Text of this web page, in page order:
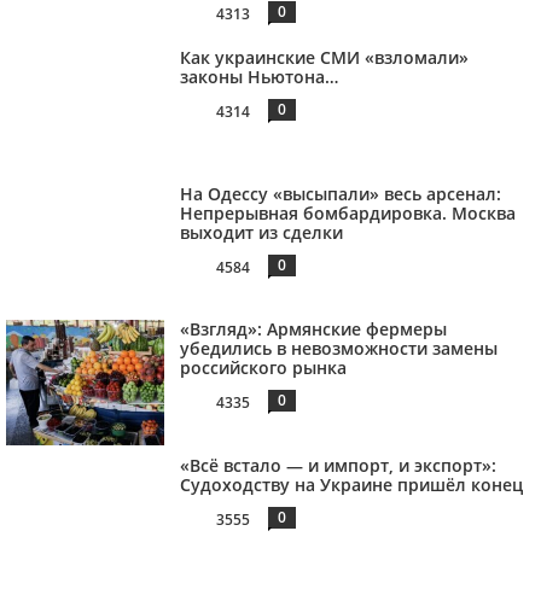
4313 0
Как украинские СМИ «взломали»
законы Ньютона…
4314 0
На Одессу «высыпали» весь арсенал:
Непрерывная бомбардировка. Москва
выходит из сделки
4584 0
«Взгляд»: Армянские фермеры
убедились в невозможности замены
российского рынка
4335 0
«Всё встало — и импорт, и экспорт»:
Судоходству на Украине пришёл конец
3555 0